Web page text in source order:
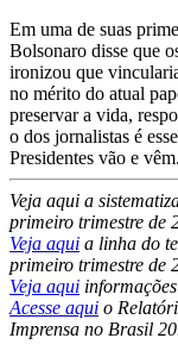
Em uma de suas
Bolsonaro disse que
ironizou que
no mérito do atual
preservar a vida,
o dos jornalistas é
Presidentes vão e
Veja aqui a
primeiro trimestre de
Veja aqui a linha do
primeiro trimestre de
Veja aqui
Acesse aqui o
Imprensa no Brasil